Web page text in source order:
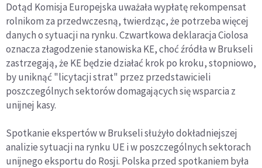
Dotąd Komisja Europejska uważała wypłatę rekompensat
rolnikom za przedwczesną, twierdząc, że potrzeba więcej
danych o sytuacji na rynku. Czwartkowa deklaracja Ciolosa
oznacza złagodzenie stanowiska KE, choć źródła w Brukseli
zastrzegają, że KE będzie działać krok po kroku, stopniowo,
by uniknąć "licytacji strat" przez przedstawicieli
poszczególnych sektorów domagających się wsparcia z
unijnej kasy.
Spotkanie ekspertów w Brukseli służyło dokładniejszej
analizie sytuacji na rynku UE i w poszczególnych sektorach
unijnego eksportu do Rosji. Polska przed spotkaniem była